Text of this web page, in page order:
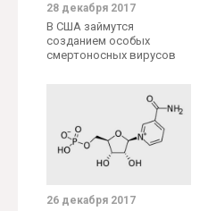
28 декабря 2017
В США займутся
созданием особых
смертоносных вирусов
26 декабря 2017